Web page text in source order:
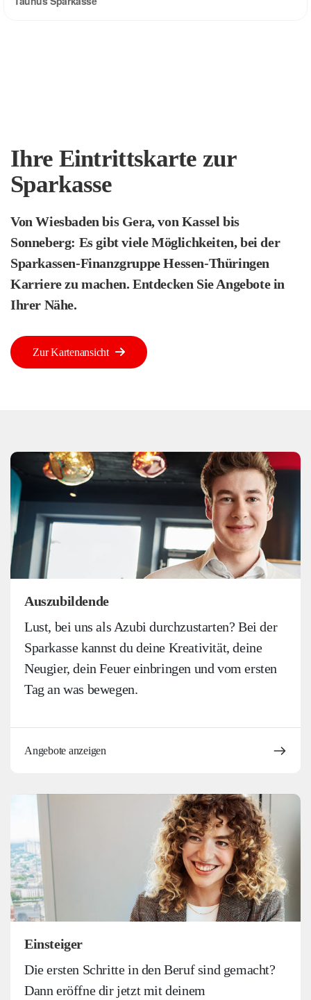
Ihre Eintrittskarte zur
Sparkasse
Von Wiesbaden bis Gera, von Kassel bis
Sonneberg: Es gibt viele Möglichkeiten, bei der
Sparkassen-Finanzgruppe Hessen-Thüringen
Karriere zu machen. Entdecken Sie Angebote in
Ihrer Nähe.
Zur Kartenansicht
Auszubildende
Lust, bei uns als Azubi durchzustarten? Bei der
Sparkasse kannst du deine Kreativität, deine
Neugier, dein Feuer einbringen und vom ersten
Tag an was bewegen.
Angebote anzeigen
Einsteiger
Die ersten Schritte in den Beruf sind gemacht?
Dann eröffne dir jetzt mit deinem